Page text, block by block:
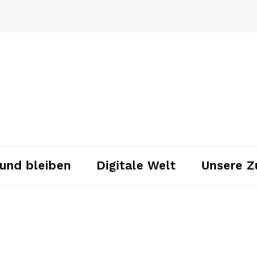
bleiben Digitale Welt Unsere